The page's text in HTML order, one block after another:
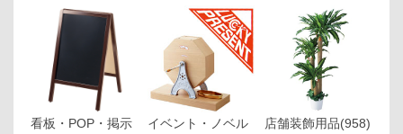
看板・POP・掲示
イベント・ノベル
店舗装飾用品(958)